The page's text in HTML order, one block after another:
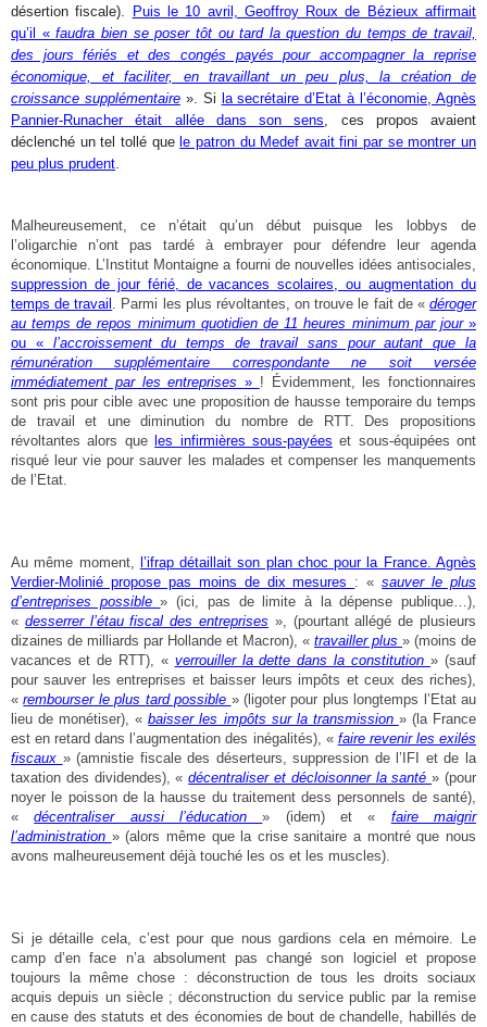
désertion fiscale).
Puis le 10 avril, Geoffroy Roux de Bézieux affirmait
qu’il «faudra bien se poser tôt ou tard la question du temps de travail,
des jours fériés et des congés payés pour accompagner la reprise
économique, et faciliter, en travaillant un peu plus, la création de
croissance supplémentaire ». Si la secrétaire d’Etat à l’économie, Agnès
Pannier-Runacher était allée dans son sens, ces propos avaient
déclenché un tel tollé que le patron du Medef avait fini par se montrer un
peu plus prudent.
Malheureusement, ce n’était qu’un début puisque les lobbys de
l’oligarchie n’ont pas tardé à embrayer pour défendre leur agenda
économique. L’Institut Montaigne a fourni de nouvelles idées antisociales,
suppression de jour férié, de vacances scolaires, ou augmentation du
temps de travail . Parmi les plus révoltantes, on trouve le fait de «déroger
au temps de repos minimum quotidien de 11 heures minimum par jour»
ou « l’accroissement du temps de travail sans pour autant que la
rémunération supplémentaire correspondante ne soit versée
immédiatement par les entreprises » ! Évidemment, les fonctionnaires
sont pris pour cible avec une proposition de hausse temporaire du temps
de travail et une diminution du nombre de RTT. Des propositions
révoltantes alors que les infirmières sous-payées et sous-équipées ont
risqué leur vie pour sauver les malades et compenser les manquements
de l’Etat.
Au même moment, l’ifrap détaillait son plan choc pour la France. Agnès
Verdier-Molinié propose pas moins de dix mesures : «sauver le plus
d’entreprises possible» (ici, pas de limite à la dépense publique…),
« desserrer l’étau fiscal des entreprises », (pourtant allégé de plusieurs
dizaines de milliards par Hollande et Macron), « travailler plus » (moins de
vacances et de RTT), « verrouiller la dette dans la constitution» (sauf
pour sauver les entreprises et baisser leurs impôts et ceux des riches),
«rembourser le plus tard possible » (ligoter pour plus longtemps l’Etat au
lieu de monétiser), «baisser les impôts sur la transmission » (la France
est en retard dans l’augmentation des inégalités), « faire revenir les exilés
fiscaux » (amnistie fiscale des déserteurs, suppression de l’IFI et de la
taxation des dividendes), «décentraliser et décloisonner la santé» (pour
noyer le poisson de la hausse du traitement dess personnels de santé),
«décentraliser aussi l’éducation» (idem) et « faire maigrir
l’administration » (alors même que la crise sanitaire a montré que nous
avons malheureusement déjà touché les os et les muscles).
Si je détaille cela, c’est pour que nous gardions cela en mémoire. Le
camp d’en face n’a absolument pas changé son logiciel et propose
toujours la même chose : déconstruction de tous les droits sociaux
acquis depuis un siècle ; déconstruction du service public par la remise
en cause des statuts et des économies de bout de chandelle, habillés de